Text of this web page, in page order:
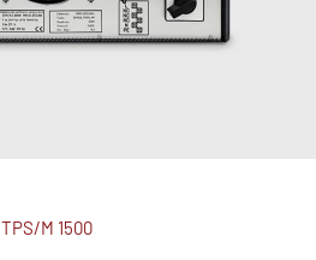
TPS/M 1500